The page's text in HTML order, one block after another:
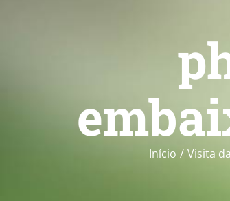
Início Visita